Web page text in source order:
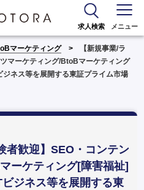
求人検索 メニュー
マーケティング
【新規事業/ラ
マーケティング/BtoBマーケティング
ネス等を展開する東証プライム市場
者歓迎】SEO・コンテン
ーケティング[障害福祉]
ジネス等を展開する東